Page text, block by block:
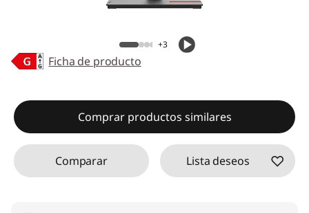
+3
Ficha de producto
Comprar productos similares
Comparar Lista deseos